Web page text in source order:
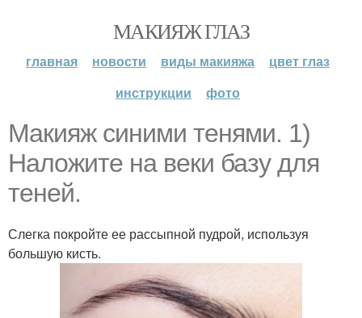
МАКИЯЖ ГЛАЗ
главная новости виды макияжа
цвет глаз
инструкции
фото
Макияж синими тенями. 1)
Наложите на веки базу для
теней.
Слегка покройте ее рассыпной пудрой, используя
большую кисть.